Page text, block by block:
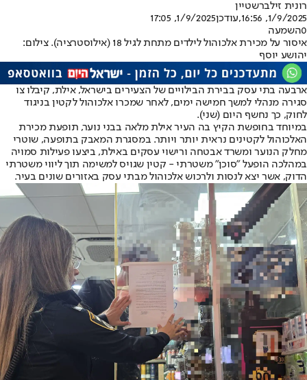
רונית זילברשטיין
1/9/2025, 16:56
,עודכן1/9/2025, 17:05
0השמעה
איסור על מכירת אלכוהול לילדים מתחת לגיל 18 (אילוסטרציה). צילום:
יהושע יוסף
ארבעה בתי עסק בבירת הבילויים של הצעירים בישראל, אילת, קיבלו צו
סגירה מנהלי למשך חמישה ימים, לאחר שמכרו אלכוהול לקטין בניגוד
לחוק, כך נחשף היום (שני).
במיוחד בחופשת הקיץ בה העיר אילת מלאה בבני נוער, תופעת מכירת
האלכוהול לקטינים נראית יותר ויותר. במסגרת המאבק בתופעה, שוטרי
מחלק הנוער ומשרד אבטחה ורישוי עסקים באילת, ביצעו פעילות סמויה
במהלכה הופעל "סוכן" משטרתי - קטין שגויס למשימה תוך ליווי משטרתי
הדוק, אשר יצא לנסות ולרכוש אלכוהול מבתי עסק באזורים שונים בעיר.